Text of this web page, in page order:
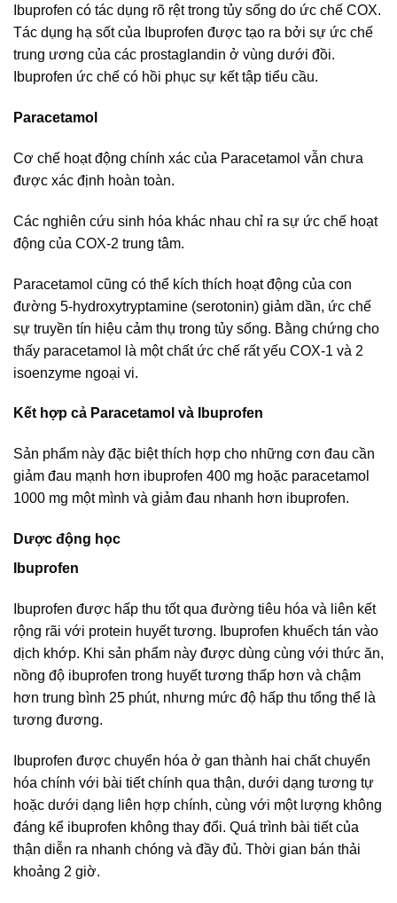
Ibuprofen có tác dụng rõ rệt trong tủy sống do ức chế COX.
Tác dụng hạ sốt của Ibuprofen được tạo ra bởi sự ức chế
trung ương của các prostaglandin ở vùng dưới đồi.
Ibuprofen ức chế có hồi phục sự kết tập tiểu cầu.
Paracetamol
Cơ chế hoạt động chính xác của Paracetamol vẫn chưa
được xác định hoàn toàn.
Các nghiên cứu sinh hóa khác nhau chỉ ra sự ức chế hoạt
động của COX-2 trung tâm.
Paracetamol cũng có thể kích thích hoạt động của con
đường 5-hydroxytryptamine (serotonin) giảm dần, ức chế
sự truyền tín hiệu cảm thụ trong tủy sống. Bằng chứng cho
thấy paracetamol là một chất ức chế rất yếu COX-1 và 2
isoenzyme ngoại vi.
Kết hợp cả Paracetamol và Ibuprofen
Sản phẩm này đặc biệt thích hợp cho những cơn đau cần
giảm đau mạnh hơn ibuprofen 400 mg hoặc paracetamol
1000 mg một mình và giảm đau nhanh hơn ibuprofen.
Dược động học
Ibuprofen
Ibuprofen được hấp thu tốt qua đường tiêu hóa và liên kết
rộng rãi với protein huyết tương. Ibuprofen khuếch tán vào
dịch khớp. Khi sản phẩm này được dùng cùng với thức ăn,
nồng độ ibuprofen trong huyết tương thấp hơn và chậm
hơn trung bình 25 phút, nhưng mức độ hấp thu tổng thể là
tương đương.
Ibuprofen được chuyển hóa ở gan thành hai chất chuyển
hóa chính với bài tiết chính qua thận, dưới dạng tương tự
hoặc dưới dạng liên hợp chính, cùng với một lượng không
đáng kể ibuprofen không thay đổi. Quá trình bài tiết của
thận diễn ra nhanh chóng và đầy đủ. Thời gian bán thải
khoảng 2 giờ.